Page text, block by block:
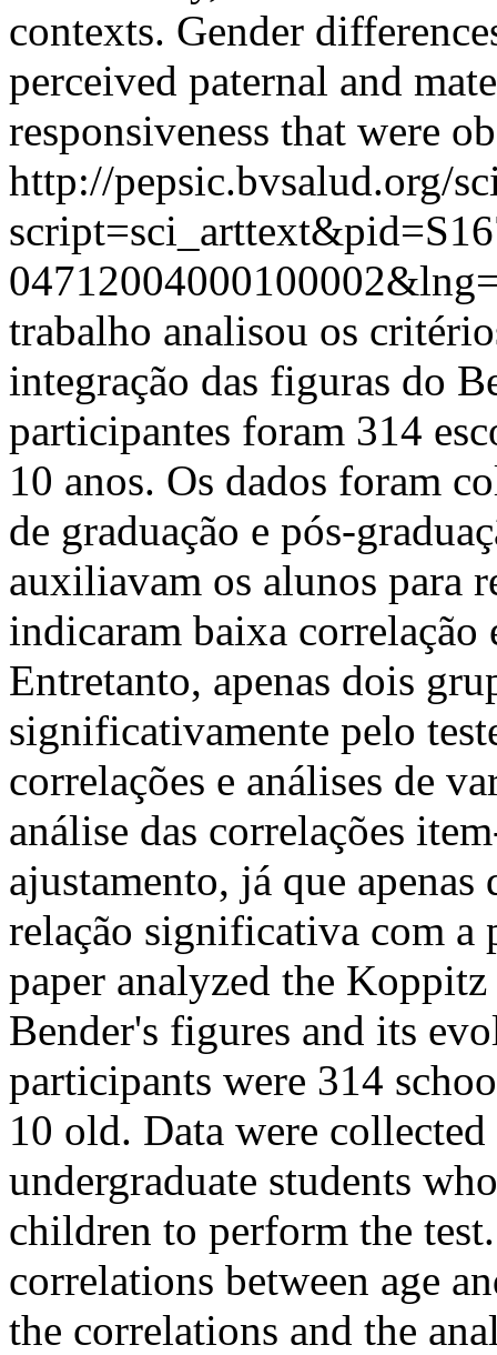
contexts. Gender
perceived paternal and
responsiveness that were
http://pepsic.bvsalud.org/
trabalho analisou os
integração das figuras do
participantes foram 314
10 anos. Os dados foram
de graduação e pós-
auxiliavam os alunos para
indicaram baixa correlação
Entretanto, apenas dois
significativamente pelo
correlações e análises de
análise das correlações
ajustamento, já que apenas
relação significativa com a
paper analyzed the
Bender's figures and its
participants were 314
10 old. Data were
undergraduate students
children to perform the
correlations between age
the correlations and the